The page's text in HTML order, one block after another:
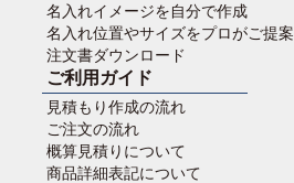
名入れイメージを自分で作成
名入れ位置やサイズをプロがご提案
注文書ダウンロード
ご利用ガイド
見積もり作成の流れ
ご注文の流れ
概算見積りについて
商品詳細表記について